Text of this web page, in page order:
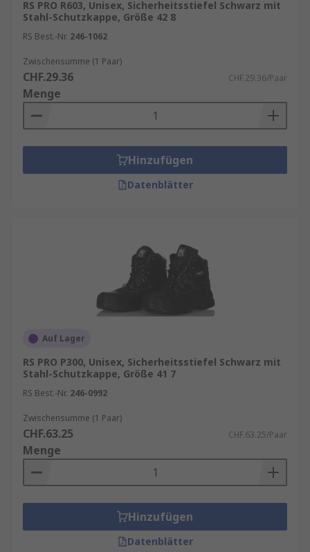
bequemere Schuhe erhältlich. Ob ein
Sicherheitsturnschuh mit polymerverstärkten
rutschigem Boden, Sicherheitsschuhe müssen
nicht sperrig und unbequem sein.
Spezialumgebung
Sicherheitsschuhe sind auch im Labor wichtig,
und es stehen zudem antibakterielle und ESD-
sichere Schuhe zur Verfügung.
RS PRO R603, Unisex, Sicherheitsstiefel Schwarz mit
Stahl-Schutzkappe, Größe 42 8
RS Best.-Nr. 246-1062
Zwischensumme (1 Paar)
CHF.29.36 CHF.29.36/Paar
Menge
Hinzufügen
Datenblätter
Auf Lager
RS PRO P300, Unisex, Sicherheitsstiefel Schwarz mit
Stahl-Schutzkappe, Größe 41 7
RS Best.-Nr. 246-0992
Zwischensumme (1 Paar)
CHF.63.25 CHF.63.25/Paar
Menge
Hinzufügen
Datenblätter